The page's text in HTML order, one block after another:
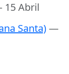
Abril
Santa)—